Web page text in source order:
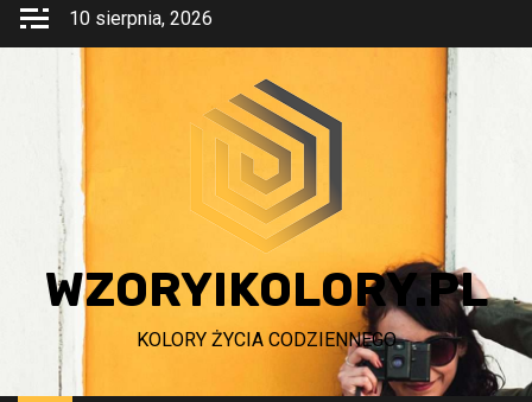
Przejdź
10 sierpnia, 2026
WZORYIKOLORY.PL
KOLORY ŻYCIA CODZIENNEGO